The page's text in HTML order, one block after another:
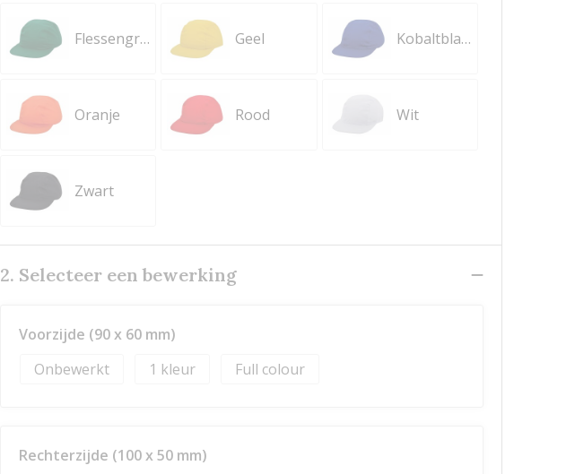
Flessengroen Geel Kobaltblauw
Oranje Rood Wit
Zwart
2. Selecteer een bewerking
Voorzijde (90 x 60 mm)
Onbewerkt
1 Full colour
Rechterzijde (100 x 50 mm)